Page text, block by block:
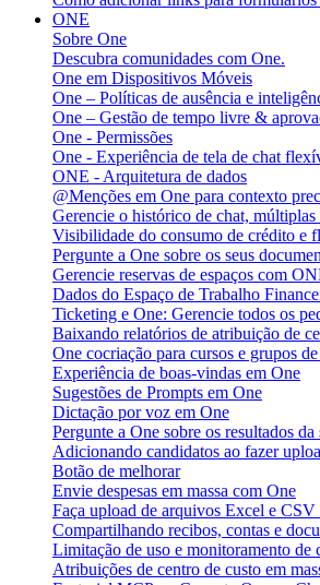
ONE
Sobre One
Descubra comunidades com One.
One em Dispositivos Móveis
One – Políticas de ausência e
One – Gestão de tempo livre &
One - Permissões
One - Experiência de tela de chat
ONE - Arquitetura de dados
@Menções em One para contexto
Gerencie o histórico de chat,
Visibilidade do consumo de crédito e
Pergunte a One sobre os seus
Gerencie reservas de espaços com
Dados do Espaço de Trabalho
Ticketing e One: Gerencie todos os
Baixando relatórios de atribuição de
One cocriação para cursos e grupos
Experiência de boas-vindas em One
Sugestões de Prompts em One
Dictação por voz em One
Pergunte a One sobre os resultados da
Adicionando candidatos ao fazer
Botão de melhorar
Envie despesas em massa com One
Faça upload de arquivos Excel e CSV
Compartilhando recibos, contas e
Limitação de uso e monitoramento de
Atribuições de centro de custo em